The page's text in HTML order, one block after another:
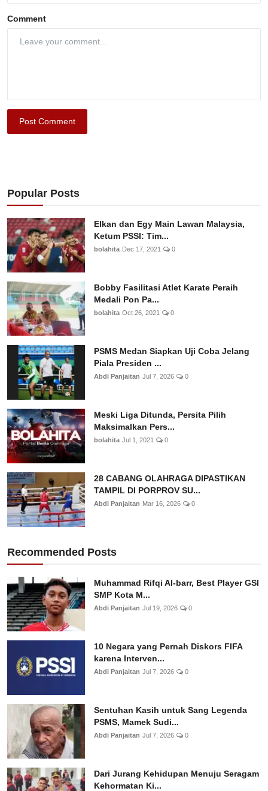
Comment
Post Comment
Popular Posts
Elkan dan Egy Main Lawan Malaysia,
Ketum PSSI: Tim...
bolahita Dec 17, 2021 0
Bobby Fasilitasi Atlet Karate Peraih
Medali Pon Pa...
bolahita Oct 26, 2021 0
PSMS Medan Siapkan Uji Coba Jelang
Piala Presiden ...
Abdi Panjaitan Jul 7, 2026 0
Meski Liga Ditunda, Persita Pilih
Maksimalkan Pers...
bolahita Jul 1, 2021 0
28 CABANG OLAHRAGA DIPASTIKAN
TAMPIL DI PORPROV SU...
Abdi Panjaitan Mar 16, 2026 0
Recommended Posts
Muhammad Rifqi Al-barr, Best Player GSI
SMP Kota M...
Abdi Panjaitan Jul 19, 2026 0
10 Negara yang Pernah Diskors FIFA
karena Interven...
Abdi Panjaitan Jul 7, 2026 0
Sentuhan Kasih untuk Sang Legenda
PSMS, Mamek Sudi...
Abdi Panjaitan Jul 7, 2026 0
Dari Jurang Kehidupan Menuju Seragam
Kehormatan Ki...